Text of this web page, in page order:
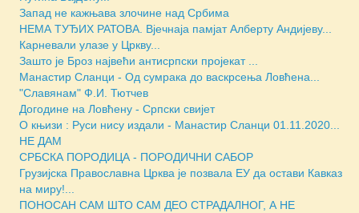
Запад не кажњава злочине над Србима
НЕМА ТУЂИХ РАТОВА. Вјечнаја памјат Алберту Андијеву...
Карневали улазе у Цркву...
Зашто је Броз највећи антисрпски пројекат ...
Манастир Сланци - Од сумрака до васкрсења Ловћена...
"Славянам" Ф.И. Тютчев
Догодине на Ловћену - Српски свијет
О књизи : Руси нису издали - Манастир Сланци 01.11.2020...
НЕ ДАМ
СРБСКА ПОРОДИЦА - ПОРОДИЧНИ САБОР
Грузијска Православна Црква је позвала ЕУ да остави Кавказ
на миру!...
ПОНОСАН САМ ШТО САМ ДЕО СТРАДАЛНОГ, А НЕ